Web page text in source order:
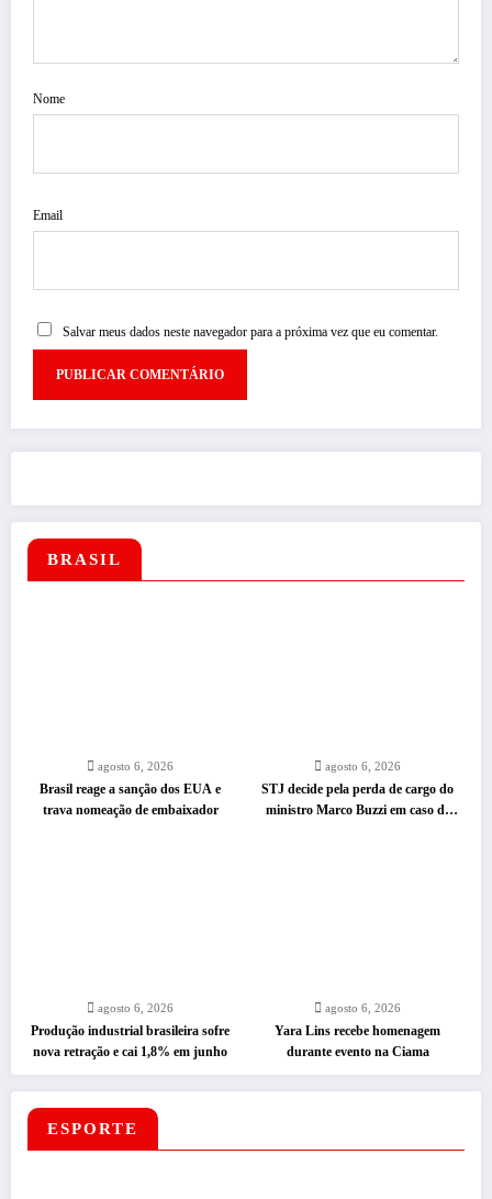
BRASIL
agosto 6, 2026
Brasil reage a sanção dos EUA e
trava nomeação de embaixador
agosto 6, 2026
STJ decide pela perda de cargo do
ministro Marco Buzzi em caso de
agosto 6, 2026
Produção industrial brasileira sofre
nova retração e cai 1,8% em junho
agosto 6, 2026
Yara Lins recebe homenagem
durante evento na Ciama
ESPORTE
Nome
Email
Salvar meus dados neste navegador para a próxima vez que eu comentar.